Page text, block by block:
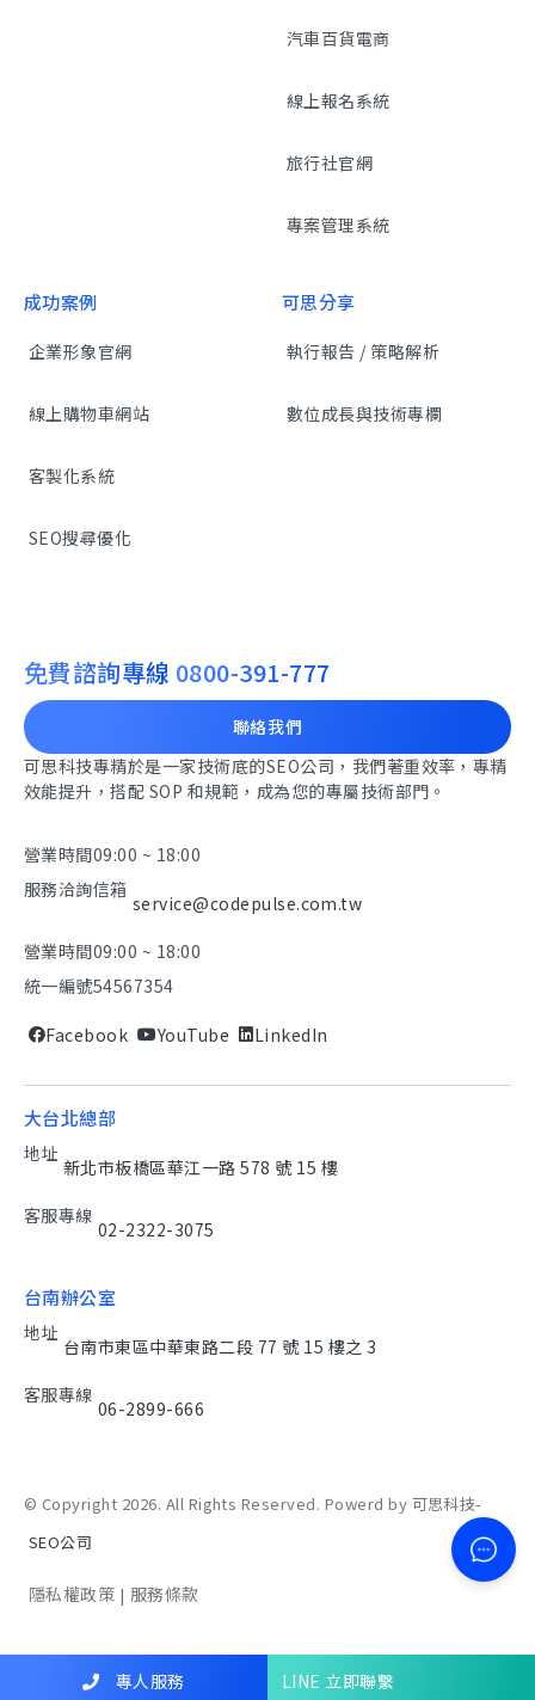
汽車百貨電商
線上報名系統
旅行社官網
專案管理系統
成功案例
企業形象官網
線上購物車網站
客製化系統
SEO搜尋優化
可思分享
執行報告 / 策略解析
數位成長與技術專欄
免費諮詢專線 0800-391-777
聯絡我們
可思科技專精於是一家技術底的SEO公司，我們著重效率，專精
效能提升，搭配 SOP 和規範，成為您的專屬技術部門。
營業時間09:00 ~ 18:00
服務洽詢信箱
service@codepulse.com.tw
營業時間09:00 ~ 18:00
統一編號54567354
Facebook YouTube LinkedIn
大台北總部
地址
新北市板橋區華江一路 578 號 15 樓
客服專線
02-2322-3075
台南辦公室
地址
台南市東區中華東路二段 77 號 15 樓之 3
客服專線
06-2899-666
© Copyright 2026. All Rights Reserved. Powerd by 可思科技-
SEO公司
隱私權政策 | 服務條款
專人服務 LINE 立即聯繫